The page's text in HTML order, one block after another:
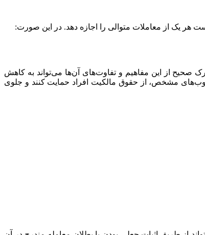
هر یک از معاملات متوالی را اجازه دهد. در این صورت:
صحیح از این مفاهیم و تفاوت‌های آن‌ها می‌تواند به کاهش
مشخص، از حقوق مالکیت افراد حمایت کنند و جلوی